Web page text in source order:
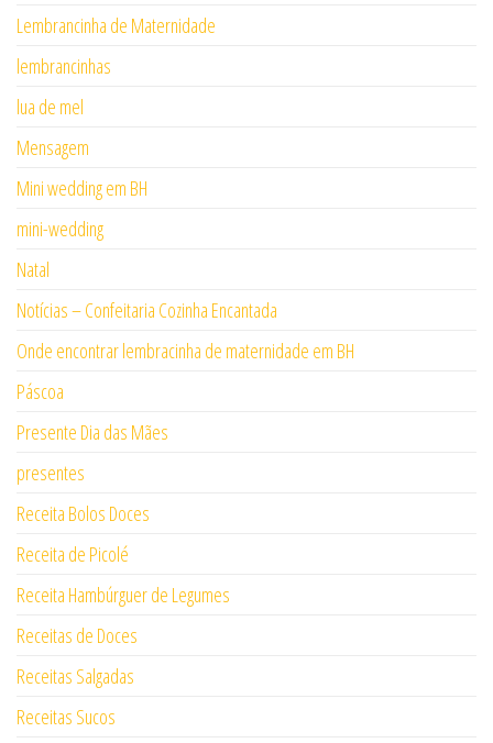
Lembrancinha de Maternidade
lembrancinhas
lua de mel
Mensagem
Mini wedding em BH
mini-wedding
Natal
Notícias – Confeitaria Cozinha Encantada
Onde encontrar lembracinha de maternidade em BH
Páscoa
Presente Dia das Mães
presentes
Receita Bolos Doces
Receita de Picolé
Receita Hambúrguer de Legumes
Receitas de Doces
Receitas Salgadas
Receitas Sucos